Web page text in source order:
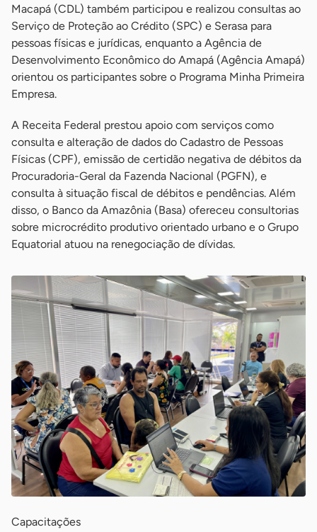
Macapá (CDL) também participou e realizou consultas ao
Serviço de Proteção ao Crédito (SPC) e Serasa para
pessoas físicas e jurídicas, enquanto a Agência de
Desenvolvimento Econômico do Amapá (Agência Amapá)
orientou os participantes sobre o Programa Minha Primeira
Empresa.
A Receita Federal prestou apoio com serviços como
consulta e alteração de dados do Cadastro de Pessoas
Físicas (CPF), emissão de certidão negativa de débitos da
Procuradoria-Geral da Fazenda Nacional (PGFN), e
consulta à situação fiscal de débitos e pendências. Além
disso, o Banco da Amazônia (Basa) ofereceu consultorias
sobre microcrédito produtivo orientado urbano e o Grupo
Equatorial atuou na renegociação de dívidas.
Capacitações